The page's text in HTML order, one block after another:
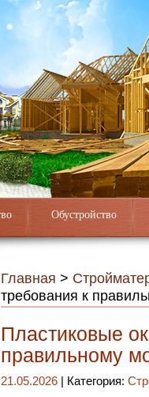
Обустройство
Главная >
требования к
Пластиковые
правильному
21.05.2026 | Категория: